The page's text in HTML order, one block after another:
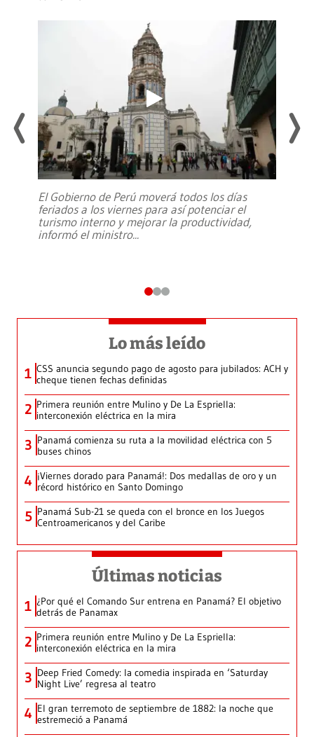
El Gobierno de Perú moverá todos los días
feriados a los viernes para así potenciar el
turismo interno y mejorar la productividad,
informó el ministro...
Lo más leído
1 CSS anuncia segundo pago de agosto para jubilados: ACH y
cheque tienen fechas definidas
2 Primera reunión entre Mulino y De La Espriella:
interconexión eléctrica en la mira
3 Panamá comienza su ruta a la movilidad eléctrica con 5
buses chinos
4 ¡Viernes dorado para Panamá!: Dos medallas de oro y un
récord histórico en Santo Domingo
5 Panamá Sub-21 se queda con el bronce en los Juegos
Centroamericanos y del Caribe
Últimas noticias
1 ¿Por qué el Comando Sur entrena en Panamá? El objetivo
detrás de Panamax
2 Primera reunión entre Mulino y De La Espriella:
interconexión eléctrica en la mira
3 Deep Fried Comedy: la comedia inspirada en ‘Saturday
Night Live’ regresa al teatro
4 El gran terremoto de septiembre de 1882: la noche que
estremeció a Panamá